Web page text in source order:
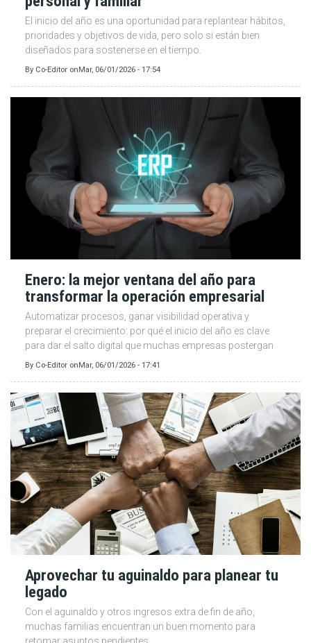
El inicio del año es una oportunidad para replantear hábitos,
prioridades y objetivos de vida, pero solo si están bien
diseñados para sostenerse en el tiempo.
By Co-Editor onMar, 06/01/2026 - 17:54
Enero: la mejor ventana del año para
transformar la operación empresarial
Automatizar procesos, ganar visibilidad operativa y
preparar el crecimiento: por qué el inicio del año es clave
para dar el salto digital que muchas empresas postergan
By Co-Editor onMar, 06/01/2026 - 17:41
Aprovechar tu aguinaldo para planear tu
legado
Con el aguinaldo y otros ingresos extra de fin de año,
muchas familias encuentran un buen momento para